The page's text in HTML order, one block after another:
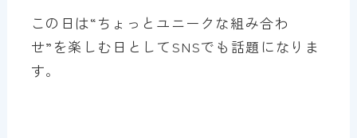
この日は“ちょっとユニークな組み合わ
せ”を楽しむ日としてSNSでも話題になりま
す。